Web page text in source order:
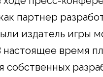
партнер
издатель игры
настоящее время
собственных